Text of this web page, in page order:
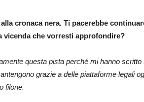
cronaca nera. Ti pacerebbe
vicenda che vorresti approfondire?
questa pista perché mi hanno
grazie a delle piattaforme legali
filone.